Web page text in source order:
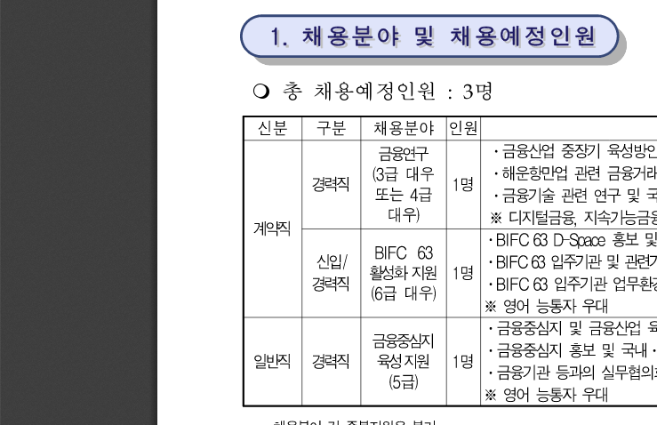
1. 채용분야
및 채용예정인원
1. 채용분야및 채용예정인원
m 총 채용예정인원 : 3명
신분 구분 채용분야 인원
(3급 대우
또는
4급
대우 )
1 명
금융산업
해운항만업 관련 금융거래 활성화를
금융기술 관련 연구 및
※
디지털금융 ,
지속가능금융
/
BIFC
63
(6급 대우 )
1 명
BIFC 63D-Space 홍보 및
BIFC 63
입주기관 및
관련기관들과의
BIFC 63 입주기관 업무환경
※ 영어 우대
(5급)
1 명
금융중심지 및금융산업 육성
금융중심지 홍보 및 국내 .
금융기관 실무협의회
※ 영어 우대